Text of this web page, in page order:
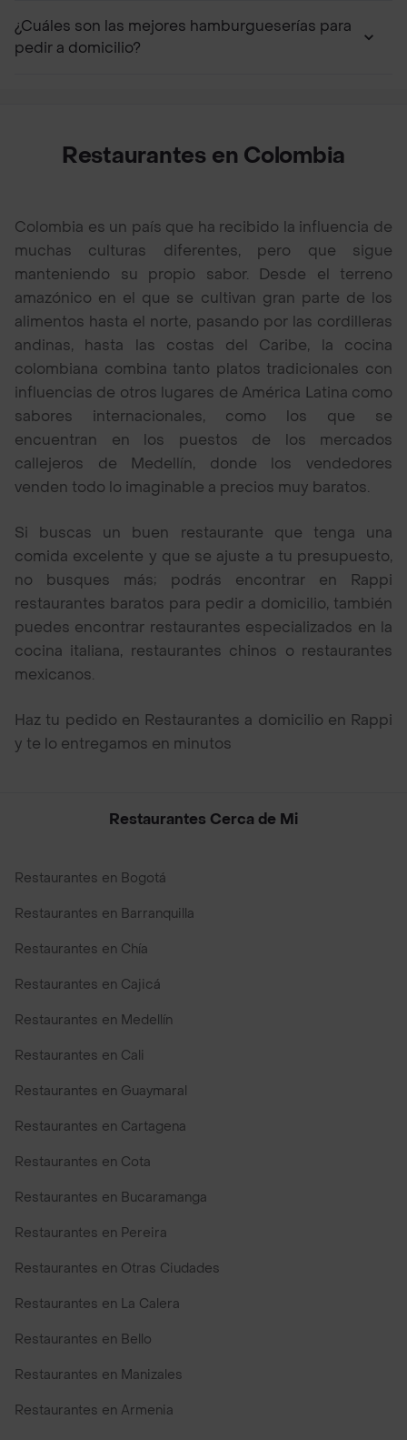
¿Cuáles son las mejores hamburgueserías para
pedir a domicilio?
Restaurantes en Colombia
Colombia es un país que ha recibido la influencia de
muchas culturas diferentes, pero que sigue
manteniendo su propio sabor. Desde el terreno
amazónico en el que se cultivan gran parte de los
alimentos hasta el norte, pasando por las cordilleras
andinas, hasta las costas del Caribe, la cocina
colombiana combina tanto platos tradicionales con
influencias de otros lugares de América Latina como
sabores internacionales, como los que se
encuentran en los puestos de los mercados
callejeros de Medellín, donde los vendedores
venden todo lo imaginable a precios muy baratos.
Si buscas un buen restaurante que tenga una
comida excelente y que se ajuste a tu presupuesto,
no busques más; podrás encontrar en Rappi
restaurantes baratos para pedir a domicilio, también
puedes encontrar restaurantes especializados en la
cocina italiana, restaurantes chinos o restaurantes
mexicanos.
Haz tu pedido en Restaurantes a domicilio en Rappi
y te lo entregamos en minutos
Restaurantes Cerca de Mi
Restaurantes en Bogotá
Restaurantes en Barranquilla
Restaurantes en Chía
Restaurantes en Cajicá
Restaurantes en Medellín
Restaurantes en Cali
Restaurantes en Guaymaral
Restaurantes en Cartagena
Restaurantes en Cota
Restaurantes en Bucaramanga
Restaurantes en Pereira
Restaurantes en Otras Ciudades
Restaurantes en La Calera
Restaurantes en Bello
Restaurantes en Manizales
Restaurantes en Armenia